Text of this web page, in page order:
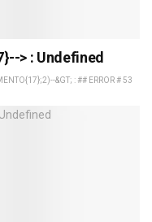
> : Undefined
&GT; : ## ERROR # 53